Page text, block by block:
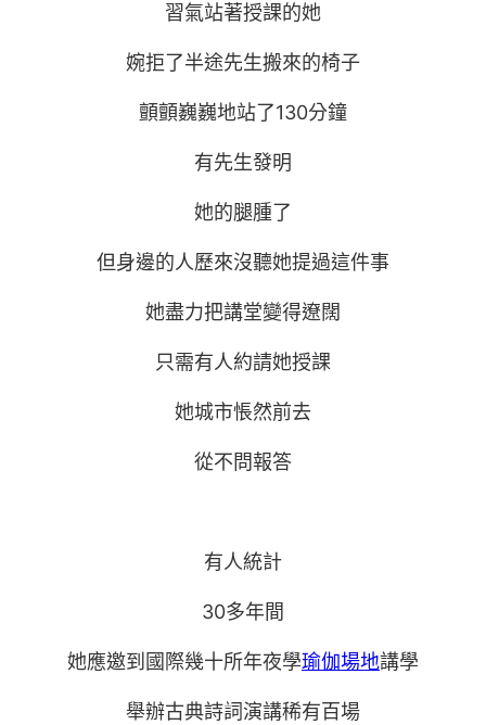
習氣站著授課的她
婉拒了半途先生搬來的椅子
顫顫巍巍地站了130分鐘
有先生發明
她的腿腫了
但身邊的人歷來沒聽她提過這件事
她盡力把講堂變得遼闊
只需有人約請她授課
她城市悵然前去
從不問報答
有人統計
30多年間
她應邀到國際幾十所年夜學瑜伽場地講學
舉辦古典詩詞演講稀有百場